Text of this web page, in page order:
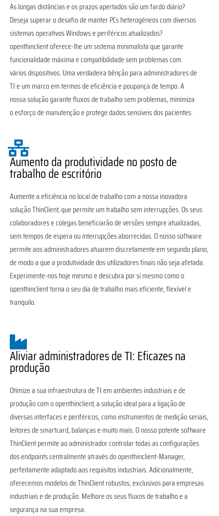
As longas distâncias e os prazos apertados são um fardo diário?
Deseja superar o desafio de manter PCs heterogéneos com diversos
sistemas operativos Windows e periféricos atualizados?
openthinclient oferece-lhe um sistema minimalista que garante
funcionalidade máxima e compatibilidade sem problemas com
vários dispositivos. Uma verdadeira bênção para administradores de
TI e um marco em termos de eficiência e poupança de tempo. A
nossa solução garante fluxos de trabalho sem problemas, minimiza
o esforço de manutenção e protege dados sensíveis dos pacientes.
Aumento da produtividade no posto de
trabalho de escritório
Aumente a eficiência no local de trabalho com a nossa inovadora
solução ThinClient, que permite um trabalho sem interrupções. Os seus
colaboradores e colegas beneficiarão de versões sempre atualizadas,
sem tempos de espera ou interrupções aborrecidas. O nosso software
permite aos administradores atuarem discretamente em segundo plano,
de modo a que a produtividade dos utilizadores finais não seja afetada.
Experimente-nos hoje mesmo e descubra por si mesmo como o
openthinclient torna o seu dia de trabalho mais eficiente, flexível e
tranquilo.
Aliviar administradores de TI: Eficazes na
produção
Otimize a sua infraestrutura de TI em ambientes industriais e de
produção com o openthinclient, a solução ideal para a ligação de
diversas interfaces e periféricos, como instrumentos de medição seriais,
leitores de smartcard, balanças e muito mais. O nosso potente software
ThinClient permite ao administrador controlar todas as configurações
dos endpoints centralmente através do openthinclient-Manager,
perfeitamente adaptado aos requisitos industriais. Adicionalmente,
oferecemos modelos de ThinClient robustos, exclusivos para empresas
industriais e de produção. Melhore os seus fluxos de trabalho e a
segurança na sua empresa.